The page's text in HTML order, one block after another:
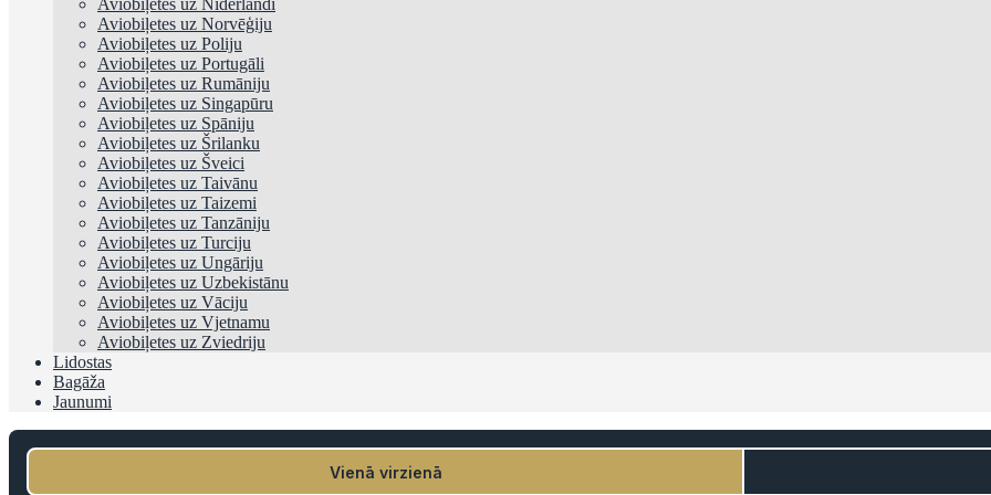
Aviobiļetes uz Nīderlandi
Aviobiļetes uz Norvēģiju
Aviobiļetes uz Poliju
Aviobiļetes uz Portugāli
Aviobiļetes uz Rumāniju
Aviobiļetes uz Singapūru
Aviobiļetes uz Spāniju
Aviobiļetes uz Šrilanku
Aviobiļetes uz Šveici
Aviobiļetes uz Taivānu
Aviobiļetes uz Taizemi
Aviobiļetes uz Tanzāniju
Aviobiļetes uz Turciju
Aviobiļetes uz Ungāriju
Aviobiļetes uz Uzbekistānu
Aviobiļetes uz Vāciju
Aviobiļetes uz Vjetnamu
Aviobiļetes uz Zviedriju
Lidostas
Bagāža
Jaunumi
Vienā virzienā